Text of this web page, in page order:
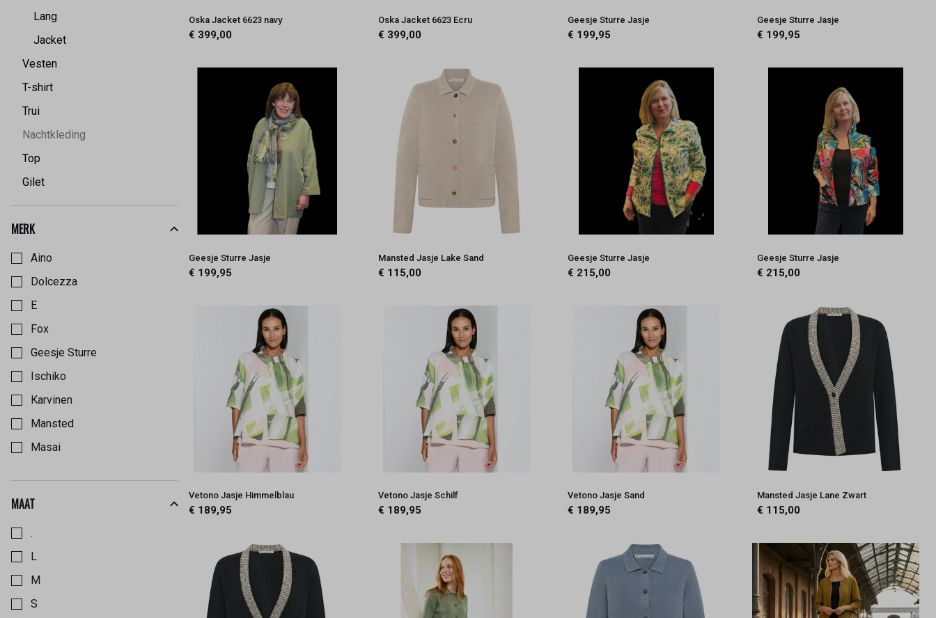
Lang
Jacket
Vesten
T-shirt
Trui
Nachtkleding
Top
Gilet
MERK
Aino
Dolcezza
E
Fox
Geesje Sturre
Ischiko
Karvinen
Mansted
Masai
MAAT
.
L
M
S
Oska Jacket 6623 navy
€ 399,00
Oska Jacket 6623 Ecru
€ 399,00
Geesje Sturre Jasje
€ 199,95
Geesje Sturre Jasje
€ 199,95
Geesje Sturre Jasje
€ 199,95
Mansted Jasje Lake Sand
€ 115,00
Geesje Sturre Jasje
€ 215,00
Geesje Sturre Jasje
€ 215,00
Vetono Jasje Himmelblau
€ 189,95
Vetono Jasje Schilf
€ 189,95
Vetono Jasje Sand
€ 189,95
Mansted Jasje Lane Zwart
€ 115,00